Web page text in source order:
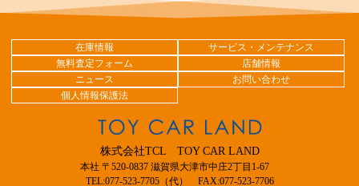
在庫情報
サービス・メンテナンス
無料査定フォーム
店舗情報
ニュース
お問い合わせ
個人情報保護法
株式会社TCL TOY CAR LAND
本社 〒520-0837 滋賀県大津市中庄2丁目1-67
TEL:077-523-7705（代） FAX:077-523-7706